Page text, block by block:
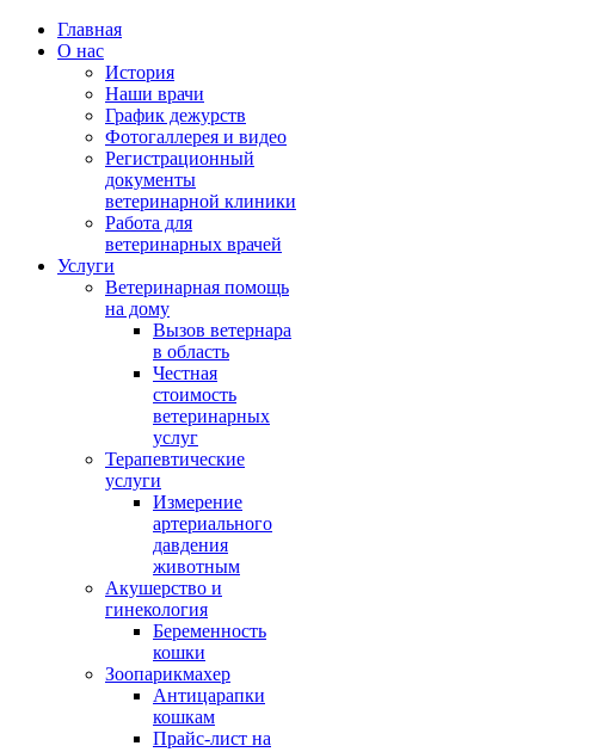
Главная
О нас
История
Наши врачи
График дежурств
Фотогаллерея и видео
Регистрационный
документы
ветеринарной клиники
Работа для
ветеринарных врачей
Услуги
Ветеринарная помощь
на дому
Вызов ветернара
в область
Честная
стоимость
ветеринарных
услуг
Терапевтические
услуги
Измерение
артериального
давдения
животным
Акушерство и
гинекология
Беременность
кошки
Зоопарикмахер
Антицарапки
кошкам
Прайс-лист на